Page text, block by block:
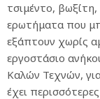
τσιμέντο,
ερωτήματα που
εξάπτουν χωρίς
εργοστάσιο
Καλών Τεχνών,
έχει